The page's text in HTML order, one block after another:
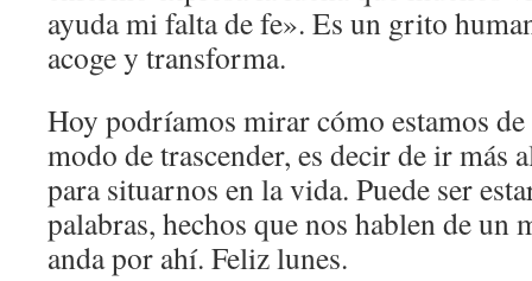
ayuda mi falta de fe». Es un grito
acoge y transforma.
Hoy podríamos mirar cómo estamos
modo de trascender, es decir de ir más
para situarnos en la vida. Puede ser
palabras, hechos que nos hablen de un
anda por ahí. Feliz lunes.